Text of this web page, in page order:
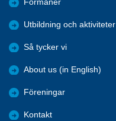
Förmåner
Utbildning och aktiviteter
Så tycker vi
About us (in English)
Föreningar
Kontakt